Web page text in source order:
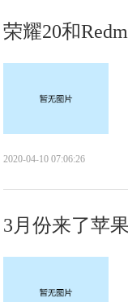
2020-04-10 07:06:26